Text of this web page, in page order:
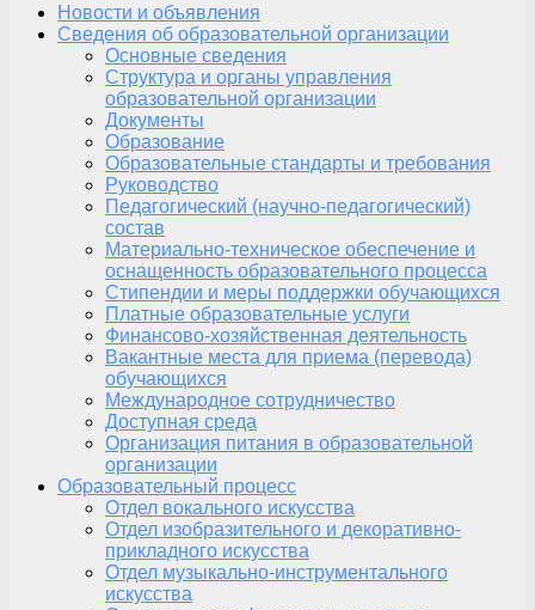
Новости и объявления
Сведения об образовательной организации
Основные сведения
Структура и органы управления
образовательной организации
Документы
Образование
Образовательные стандарты и требования
Руководство
Педагогический (научно-педагогический)
состав
Материально-техническое обеспечение и
оснащенность образовательного процесса
Стипендии и меры поддержки обучающихся
Платные образовательные услуги
Финансово-хозяйственная деятельность
Вакантные места для приема (перевода)
обучающихся
Международное сотрудничество
Доступная среда
Организация питания в образовательной
организации
Образовательный процесс
Отдел вокального искусства
Отдел изобразительного и декоративно-
прикладного искусства
Отдел музыкально-инструментального
искусства